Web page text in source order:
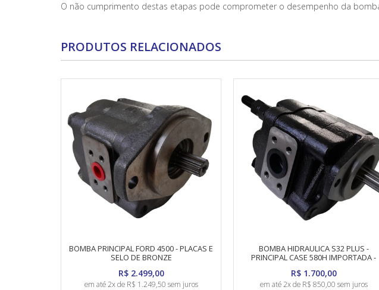
O não cumprimento destas etapas pode comprometer o desempenho da
PRODUTOS RELACIONADOS
BOMBA PRINCIPAL FORD 4500 - PLACAS E
SELO DE BRONZE
R$ 2.499,00
em até 2x de R$ 1.249,50 sem juros
BOMBA HIDRAULICA S32 PLUS -
PRINCIPAL CASE 580H IMPORTADA -
R$ 1.700,00
em até 2x de R$ 850,00 sem juros